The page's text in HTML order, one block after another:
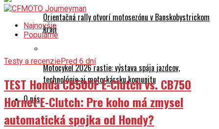
Orientačná rally otvorí motosezónu v Banskobystrickom
kraji
Motocykel 2026 rastie: výstava spája jazdcov,
technológie aj motorkársku komunitu
O nás
Najnovšie
Populárne
Testy a recenziePred 6 dní
TEST Honda CB500F E-Clutch vs. CB750
Hornet E-Clutch: Pre koho má zmysel
automatická spojka od Hondy?